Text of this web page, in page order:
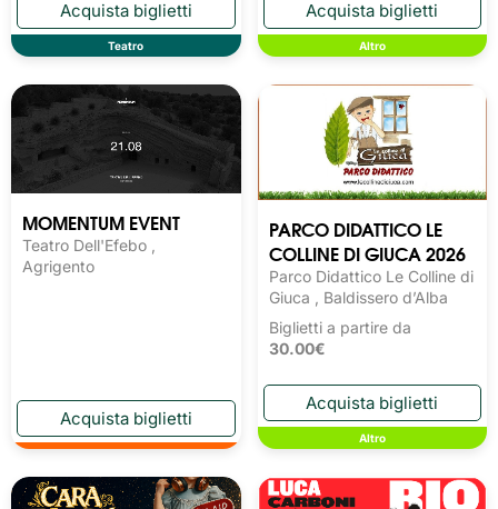
Teatro Altro
MOMENTUM EVENT
Teatro Dell'Efebo ,
Agrigento
PARCO DIDATTICO LE
COLLINE DI GIUCA 2026
Parco Didattico Le Colline di
Giuca , Baldissero d’Alba
Biglietti a partire da
30.00€
Altro